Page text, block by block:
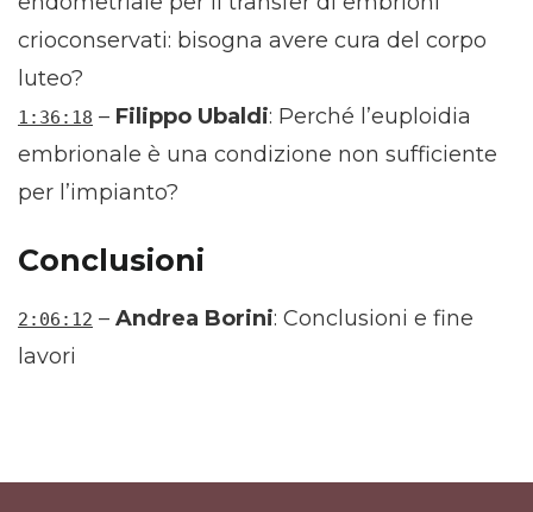
crioconservati: bisogna avere cura del corpo
luteo?
1:36:18 – Filippo Ubaldi: Perché l’euploidia
embrionale è una condizione non sufficiente
per l’impianto?
Conclusioni
2:06:12 – Andrea Borini: Conclusioni e fine
lavori